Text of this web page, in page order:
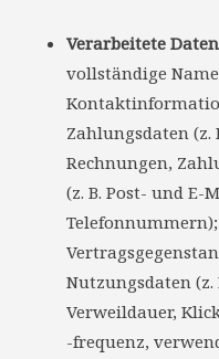
Verarbeitete
vollständige
Zahlungsdaten (z.
Rechnungen,
(z. B. Post- und E-
Nutzungsdaten
Verweildauer,
-frequenz,